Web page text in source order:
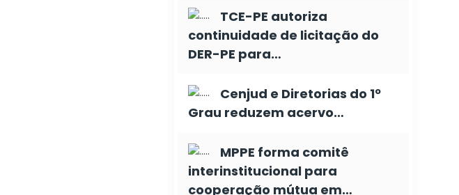
TCE-PE autoriza
continuidade de licitação do
DER-PE para…
Cenjud e Diretorias do 1º
Grau reduzem acervo…
MPPE forma comitê
interinstitucional para
cooperação mútua em…